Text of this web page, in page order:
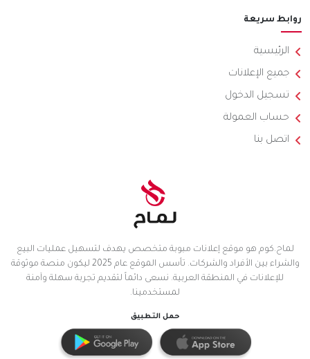
روابط سريعة
الرئيسية
جميع الإعلانات
تسجيل الدخول
حساب العمولة
اتصل بنا
لماح.كوم هو موقع إعلانات مبوبة متخصص يهدف لتسهيل عمليات البيع
والشراء بين الأفراد والشركات. تأسس الموقع عام 2025 ليكون منصة موثوقة
للإعلانات في المنطقة العربية. نسعى دائماً لتقديم تجربة سهلة وآمنة
لمستخدمينا.
حمل التطبيق